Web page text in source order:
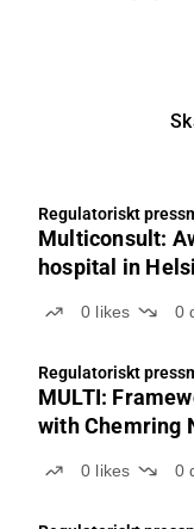
Regulatoriskt
Multiconsult:
hospital in
0 likes 0
Regulatoriskt
MULTI:
with Chemring
0 likes 0